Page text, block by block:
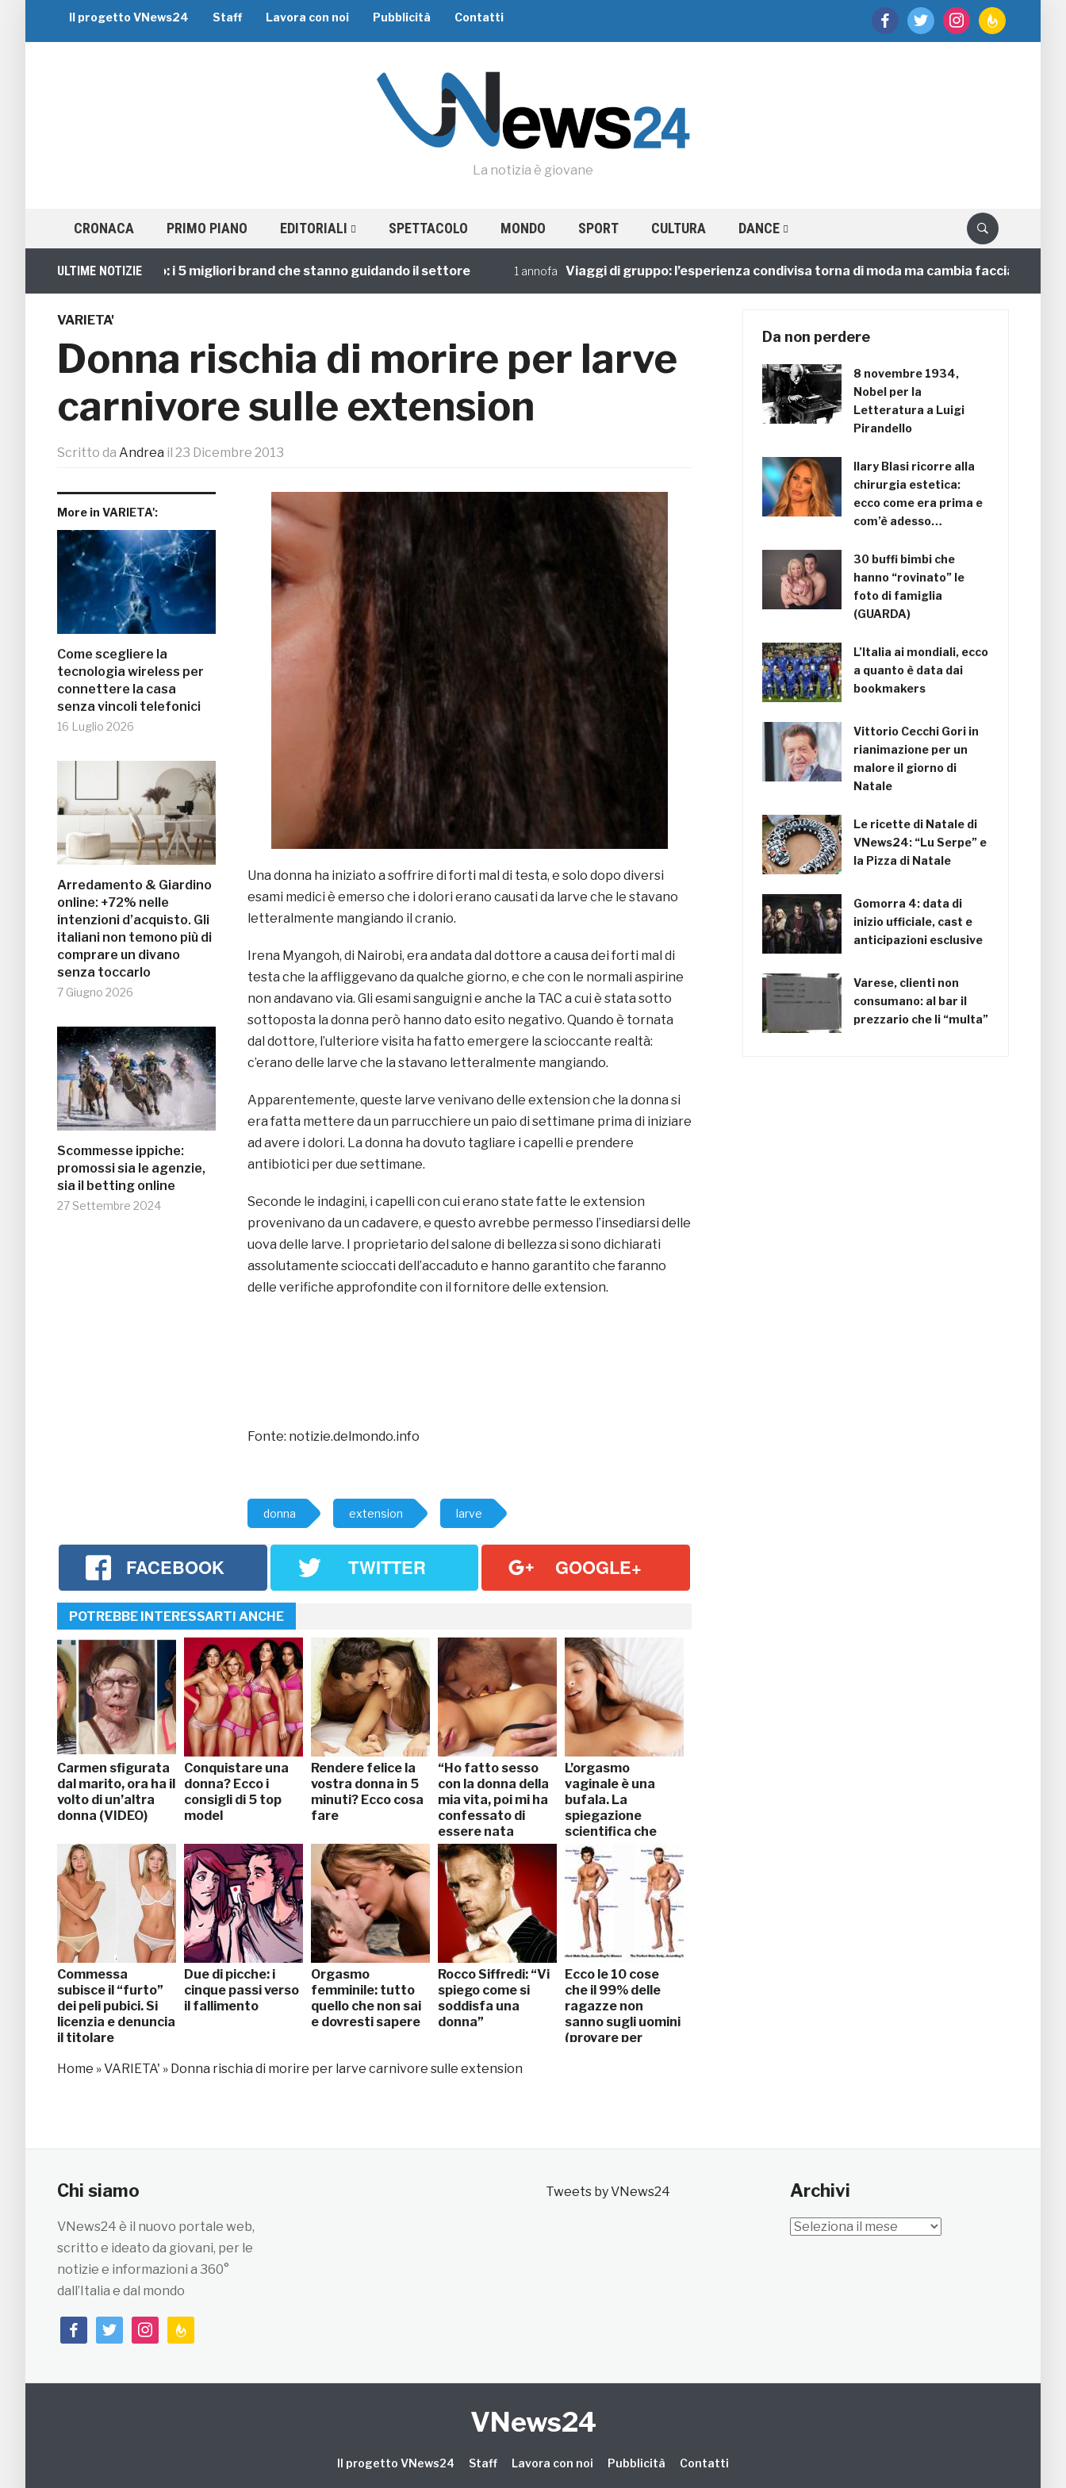
facebooktwitter instagramfeedburner
Il progetto VNews24 Staff Lavora con noi Pubblicità Contatti
La notizia è giovane
CRONACA PRIMO PIANO EDITORIALI SPETTACOLO MONDO SPORT CULTURA DANCE
ULTIME NOTIZIE
Viaggi di Gruppo: i 5 migliori brand che stanno guidando il settore 1 annofa Viaggi di gruppo: l’esperienza condivisa torna di moda ma cambia faccia
VARIETA'
Donna rischia di morire per larve
carnivore sulle extension
Scritto da Andrea il 23 Dicembre 2013
More in VARIETA':
Come scegliere la
tecnologia wireless per
connettere la casa
senza vincoli telefonici
16 Luglio 2026
Arredamento & Giardino
online: +72% nelle
intenzioni d’acquisto. Gli
italiani non temono più di
comprare un divano
senza toccarlo
7 Giugno 2026
Scommesse ippiche:
promossi sia le agenzie,
sia il betting online
27 Settembre 2024
Una donna ha iniziato a soffrire di forti mal di testa, e solo dopo diversi
esami medici è emerso che i dolori erano causati da larve che le stavano
letteralmente mangiando il cranio.
Irena Myangoh, di Nairobi, era andata dal dottore a causa dei forti mal di
testa che la affliggevano da qualche giorno, e che con le normali aspirine
non andavano via. Gli esami sanguigni e anche la TAC a cui è stata sotto
sottoposta la donna però hanno dato esito negativo. Quando è tornata
dal dottore, l’ulteriore visita ha fatto emergere la scioccante realtà:
c’erano delle larve che la stavano letteralmente mangiando.
Apparentemente, queste larve venivano delle extension che la donna si
era fatta mettere da un parrucchiere un paio di settimane prima di iniziare
ad avere i dolori. La donna ha dovuto tagliare i capelli e prendere
antibiotici per due settimane.
Seconde le indagini, i capelli con cui erano state fatte le extension
provenivano da un cadavere, e questo avrebbe permesso l’insediarsi delle
uova delle larve. I proprietario del salone di bellezza si sono dichiarati
assolutamente scioccati dell’accaduto e hanno garantito che faranno
delle verifiche approfondite con il fornitore delle extension.
Fonte: notizie.delmondo.info
donna extension larve
FACEBOOK TWITTER GOOGLE+
POTREBBE INTERESSARTI ANCHE
Carmen sfigurata
dal marito, ora ha il
volto di un’altra
donna (VIDEO)
Conquistare una
donna? Ecco i
consigli di 5 top
model
Rendere felice la
vostra donna in 5
minuti? Ecco cosa
fare
“Ho fatto sesso
con la donna della
mia vita, poi mi ha
confessato di
essere nata
uomo”
L’orgasmo
vaginale è una
bufala. La
spiegazione
scientifica che
sfata il mito
Commessa
subisce il “furto”
dei peli pubici. Si
licenzia e denuncia
il titolare
Due di picche: i
cinque passi verso
il fallimento
Orgasmo
femminile: tutto
quello che non sai
e dovresti sapere
Rocco Siffredi: “Vi
spiego come si
soddisfa una
donna”
Ecco le 10 cose
che il 99% delle
ragazze non
sanno sugli uomini
(provare per
Home »VARIETA' » Donna rischia di morire per larve carnivore sulle extension
Da non perdere
8 novembre 1934,
Nobel per la
Letteratura a Luigi
Pirandello
Ilary Blasi ricorre alla
chirurgia estetica:
ecco come era prima e
com’è adesso…
30 buffi bimbi che
hanno “rovinato” le
foto di famiglia
(GUARDA)
L’Italia ai mondiali, ecco
a quanto è data dai
bookmakers
Vittorio Cecchi Gori in
rianimazione per un
malore il giorno di
Natale
Le ricette di Natale di
VNews24: “Lu Serpe” e
la Pizza di Natale
Gomorra 4: data di
inizio ufficiale, cast e
anticipazioni esclusive
Varese, clienti non
consumano: al bar il
prezzario che li “multa”
Chi siamo
VNews24 è il nuovo portale web,
scritto e ideato da giovani, per le
notizie e informazioni a 360°
dall’Italia e dal mondo
facebooktwitterinstagramfeedburner
Tweets by VNews24 Archivi
Archivi
VNews24
Il progetto VNews24 Staff Lavora con noi Pubblicità Contatti